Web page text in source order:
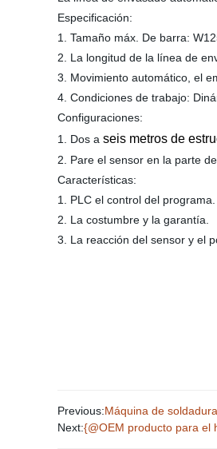
Especificación:
1. Tamaño máx. De barra:
2. La longitud de la línea de
3. Movimiento automático, el
4. Condiciones de trabajo:
Configuraciones:
1. Dos a seis metros de
2. Pare el sensor en la parte
Características:
1. PLC el control del programa.
2. La costumbre y la garantía.
3. La reacción del sensor y el
Previous:Máquina de
Next:{@OEM producto para el